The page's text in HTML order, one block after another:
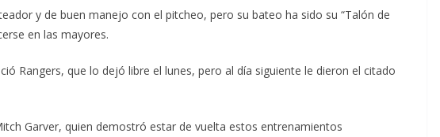
y de buen manejo con el pitcheo, pero su bateo ha sido su “Talón de
en las mayores.
Rangers, que lo dejó libre el lunes, pero al día siguiente le dieron el citado
Garver, quien demostró estar de vuelta estos entrenamientos